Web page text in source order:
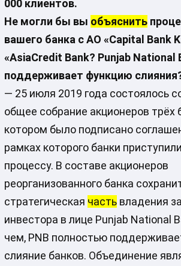
000 клиентов.
Не могли бы вы объяснить
вашего банка с АО «Capital Bank
«AsiaCredit Bank? Punjab National
поддерживает функцию
— 25 июля 2019 года состоялось
общее собрание акционеров трёх
котором было подписано
рамках которого банки
процессу. В составе акционеров
реорганизованного банка
стратегическая частьвладения
инвестора в лице Punjab National
чем, PNB полностью
слияние банков. Объединение